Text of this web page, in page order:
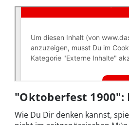
"Oktoberfest 1900":
Wie Du Dir denken kannst,